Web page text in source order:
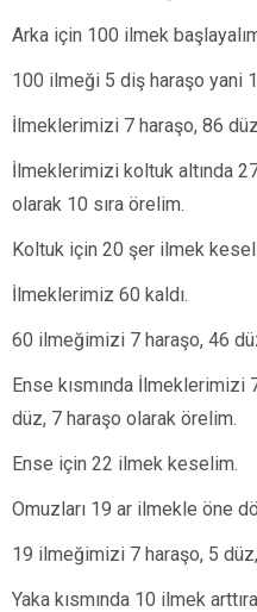
Arka için 100 ilmek
100 ilmeği 5 diş haraşo yani
İlmeklerimizi 7 haraşo, 86
İlmeklerimizi koltuk altında
olarak 10 sıra örelim.
Koltuk için 20 şer ilmek
İlmeklerimiz 60 kaldı.
60 ilmeğimizi 7 haraşo, 46
Ense kısmında İlmeklerimizi
düz, 7 haraşo olarak örelim.
Ense için 22 ilmek keselim.
Omuzları 19 ar ilmekle öne
19 ilmeğimizi 7 haraşo, 5
Yaka kısmında 10 ilmek